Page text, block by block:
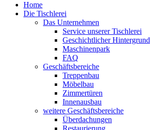
Home
Die Tischlerei
Das Unternehmen
Service unserer Tischlerei
Geschichtlicher Hintergrund
Maschinenpark
FAQ
Geschäftsbereiche
Treppenbau
Möbelbau
Zimmertüren
Innenausbau
weitere Geschäftsbereiche
Überdachungen
Restaurierung